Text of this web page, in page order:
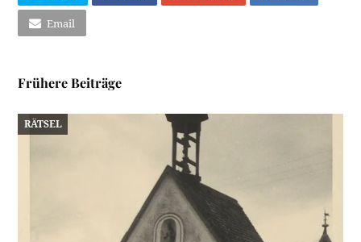
Email
Frühere Beiträge
RÄTSEL